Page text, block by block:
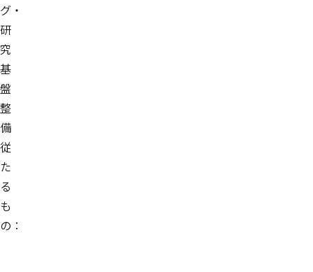
グ・
研
究
基
盤
整
備
従
た
る
も
の：